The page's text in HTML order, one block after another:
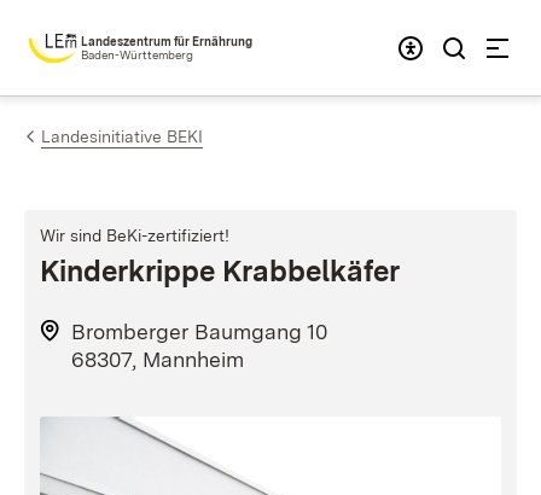
Zum Inhalt springen
Landeszentrum für Ernährung
Baden-Württemberg
Landesinitiative BEKI
Wir sind BeKi-zertifiziert!
Kinderkrippe Krabbelkäfer
Bromberger Baumgang 10
68307, Mannheim